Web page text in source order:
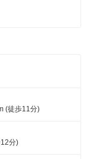
(徒歩11分)
分)